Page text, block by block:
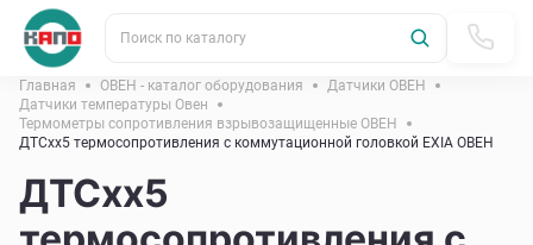
Поиск по каталогу
Главная ОВЕН - каталог оборудования
Датчики ОВЕН
Датчики температуры Овен
Термометры сопротивления взрывозащищенные ОВЕН
ДТСхх5 термосопротивления с коммутационной головкой EXIA ОВЕН
ДТСхх5